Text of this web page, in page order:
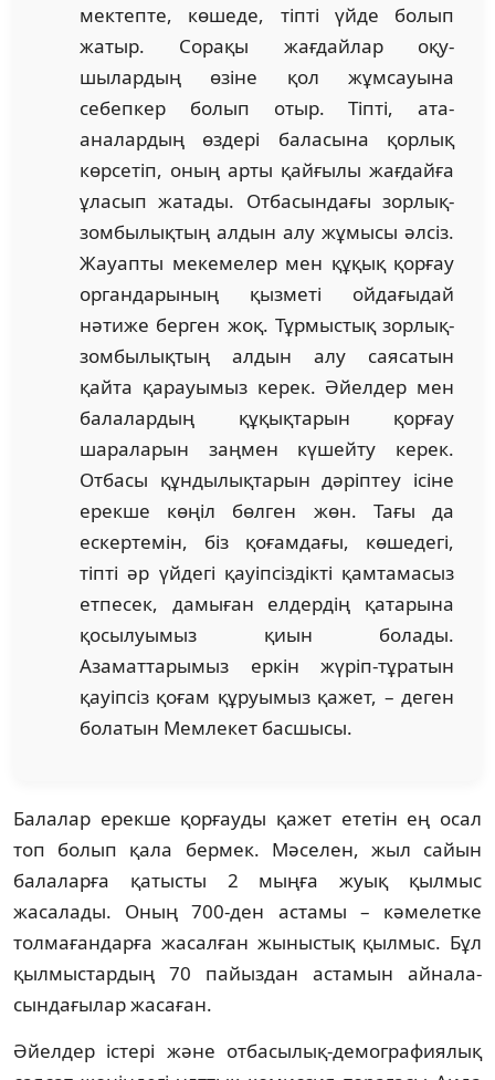
мектепте, кө­шеде, тіпті үйде болып
жатыр. Сорақы жағдайлар оқу­
шылардың өзіне қол жұмсауына
себепкер болып отыр. Тіп­ті, ата-
аналардың өздері баласына қорлық
көрсетіп, оның арты қайғылы жағдайға
ұласып жатады. Отбасындағы зорлық-
зомбылықтың алдын алу жұмысы әлсіз.
Жауапты ме­кемелер мен құқық қорғау
органдарының қызметі ойдағы­дай
нәтиже берген жоқ. Тұрмыстық зорлық-
зомбылықтың алдын алу саясатын
қайта қарауымыз керек. Әйелдер мен
ба­ла­лар­дың құқықтарын қорғау
шараларын заңмен күшейту керек.
Отбасы құндылықтарын дәріптеу ісіне
ерекше көңіл бөлген жөн. Тағы да
ескертемін, біз қоғамдағы, көшедегі,
тіпті әр үйдегі қауіп­сіздікті қамтамасыз
етпесек, дамыған елдердің қатарына
қосылуымыз қиын болады.
Азаматтарымыз еркін жүріп-тұратын
қауіпсіз қоғам құруы­мыз қажет, – деген
болатын Мемлекет басшысы.
Балалар ерекше қорғауды қажет ететін ең осал
топ болып қала бер­мек. Мәселен, жыл сайын
балаларға қатысты 2 мыңға жуық қыл­мыс
жасалады. Оның 700-ден астамы – кәмелетке
толмағандарға жа­сал­ған жыныстық қылмыс. Бұл
қылмыстардың 70 пайыздан астамын айна­ла­
сындағылар жасаған.
Әйелдер істері және отбасылық-демографиялық